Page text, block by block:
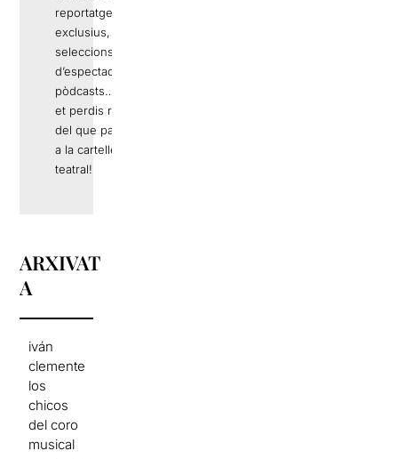
reportatges
exclusius,
seleccions
d’espectacles,
pòdcasts… No
et perdis res
del que passa
a la cartellera
teatral!
ARXIVAT
A
iván
clemente
los
chicos
del coro
musical